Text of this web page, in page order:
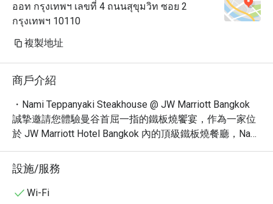
ออท กรุงเทพฯ เลขที่ 4 ถนนสุขุมวิท ซอย 2
กรุงเทพฯ 10110
複製地址
商戶介紹
・Nami Teppanyaki Steakhouse @ JW Marriott Bangkok
誠摯邀請您體驗曼谷首屈一指的鐵板燒饗宴，作為一家位
於 JW Marriott Hotel Bangkok 內的頂級鐵板燒餐廳，Nami
以精緻的用餐氛圍和無與倫比的 Premium 牛排聞名。餐廳
交通便利，緊鄰 Sukhumvit 路，讓您輕鬆抵達。網友一致
好評，多次榮獲「曼谷必訪鐵板燒」殊榮，是您尋找卓越
美食的理想選擇。
設施/服務
Wi-Fi